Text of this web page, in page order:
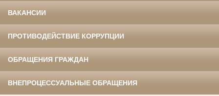
ВАКАНСИИ
ПРОТИВОДЕЙСТВИЕ КОРРУПЦИИ
ОБРАЩЕНИЯ ГРАЖДАН
ВНЕПРОЦЕССУАЛЬНЫЕ ОБРАЩЕНИЯ